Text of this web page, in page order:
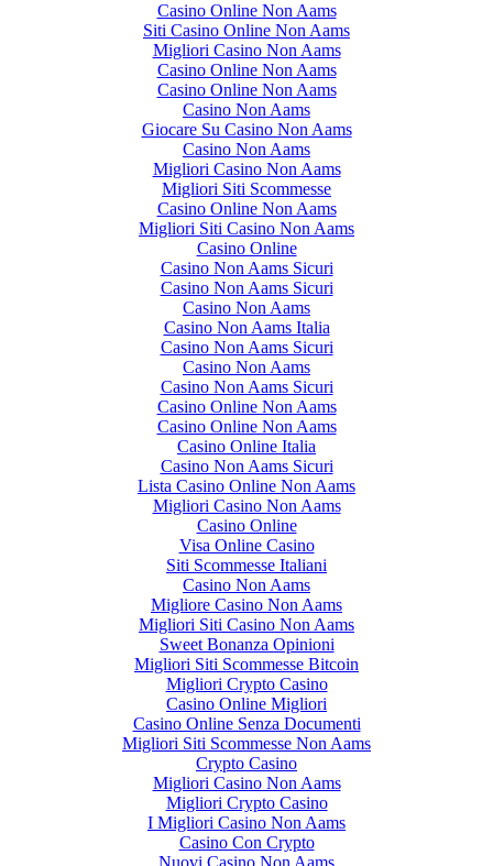
Casino Online Non Aams
Siti Casino Online Non Aams
Migliori Casino Non Aams
Casino Online Non Aams
Casino Online Non Aams
Casino Non Aams
Giocare Su Casino Non Aams
Casino Non Aams
Migliori Casino Non Aams
Migliori Siti Scommesse
Casino Online Non Aams
Migliori Siti Casino Non Aams
Casino Online
Casino Non Aams Sicuri
Casino Non Aams Sicuri
Casino Non Aams
Casino Non Aams Italia
Casino Non Aams Sicuri
Casino Non Aams
Casino Non Aams Sicuri
Casino Online Non Aams
Casino Online Non Aams
Casino Online Italia
Casino Non Aams Sicuri
Lista Casino Online Non Aams
Migliori Casino Non Aams
Casino Online
Visa Online Casino
Siti Scommesse Italiani
Casino Non Aams
Migliore Casino Non Aams
Migliori Siti Casino Non Aams
Sweet Bonanza Opinioni
Migliori Siti Scommesse Bitcoin
Migliori Crypto Casino
Casino Online Migliori
Casino Online Senza Documenti
Migliori Siti Scommesse Non Aams
Crypto Casino
Migliori Casino Non Aams
Migliori Crypto Casino
I Migliori Casino Non Aams
Casino Con Crypto